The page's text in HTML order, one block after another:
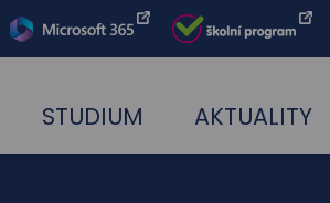
STUDIUM AKTUALITY
Office 365
Škoní